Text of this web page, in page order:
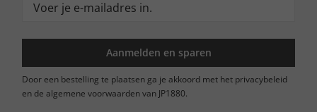
Aanmelden en sparen
Door een bestelling te plaatsen ga je akkoord met het privacybeleid
en de algemene voorwaarden van JP1880.